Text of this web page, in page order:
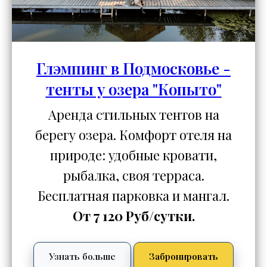
Глэмпинг в Подмосковье -
тенты у озера "Копыто"
Аренда стильных тентов на
берегу озера. Комфорт отеля на
природе: удобные кровати,
рыбалка, своя терраса.
Бесплатная парковка и мангал.
От 7 120 Руб/сутки.
Узнать больше Забронировать